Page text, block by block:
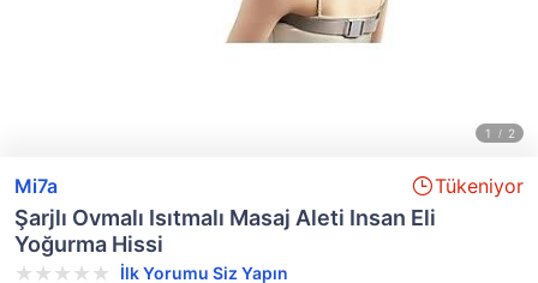
Mi7a Tükeniyor
Şarjlı Ovmalı Isıtmalı Masaj Aleti Insan Eli
Yoğurma Hissi
İlk Yorumu Siz Yapın